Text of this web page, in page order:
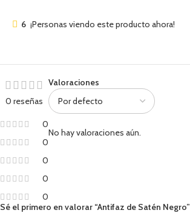
6 ¡Personas viendo este producto ahora!
0 reseñas
0
0
0
0
0
Valoraciones
No hay valoraciones aún.
Sé el primero en valorar “Antifaz de Satén Negro”